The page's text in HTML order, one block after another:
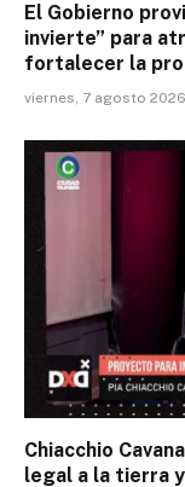
El Gobierno
invierte” para
fortalecer la
viernes, 7 agosto 2026
Chiacchio
legal a la tierra